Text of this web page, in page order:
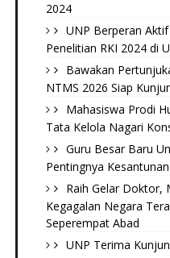
2024
UNP Berperan
Penelitian RKI 2024 di
Bawakan
NTMS 2026 Siap
Mahasiswa Prodi
Tata Kelola Nagari
Guru Besar Baru
Pentingnya
Raih Gelar Doktor,
Kegagalan Negara
Seperempat Abad
UNP Terima